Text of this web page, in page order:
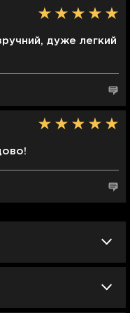
дуже легкий